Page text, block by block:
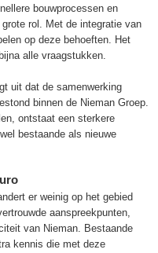
bouwprocessen en
rol. Met de integratie van
op deze behoeften. Het
alle vraagstukken.
uit dat de samenwerking
binnen de Nieman Groep.
ontstaat een sterkere
bestaande als nieuwe
er weinig op het gebied
aanspreekpunten,
van Nieman. Bestaande
kennis die met deze